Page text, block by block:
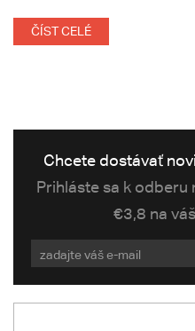
ČÍST CELÉ
Chcete dostávať
Prihláste sa k odberu
€3,8 na